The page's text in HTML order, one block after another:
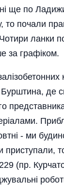
ще по
то почали
ланки
за графіком.
де
- ми
приступали,
(пр.